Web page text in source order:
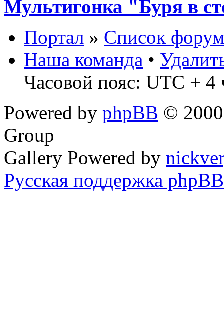
Мультигонка "Буря в
Портал » Список
Наша команда •
Часовой пояс: UTC + 4
Powered by phpBB ©
Group
Gallery Powered by
Русская поддержка phpBB